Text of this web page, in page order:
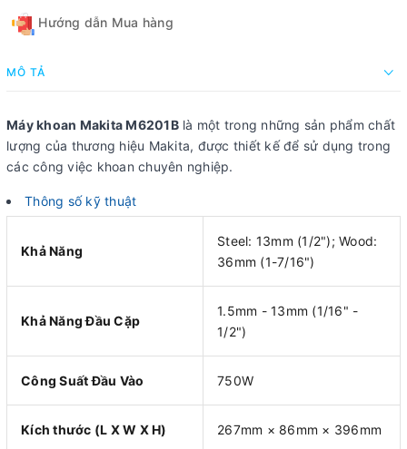
Hướng dẫn Mua hàng
MÔ TẢ
Máy khoan Makita M6201Blà một trong những sản phẩm chất
lượng của thương hiệu Makita, được thiết kế để sử dụng trong
các công việc khoan chuyên nghiệp.
Thông số kỹ thuật
Khả Năng
Steel: 13mm (1/2"); Wood:
36mm (1-7/16")
Khả Năng Đầu Cặp
1.5mm - 13mm (1/16" -
1/2")
Công Suất Đầu Vào 750W
Kích thước (L X W X H) 267mm × 86mm × 396mm